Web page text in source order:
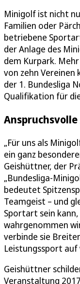
Minigolf ist nicht
Familien oder
betriebene
der Anlage des
dem Kurpark.
von zehn
der 1. Bundesliga
Qualifikation für
„Für uns als
ein ganz
Geishüttner, der
„Bundesliga-
bedeutet
Teamgeist – und
Sportart sein
wahrgenommen
verbinde sie
Leistungssport auf
Geishüttner
Veranstaltung